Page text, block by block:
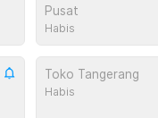
Pusat
Habis
Toko Tangerang
Habis